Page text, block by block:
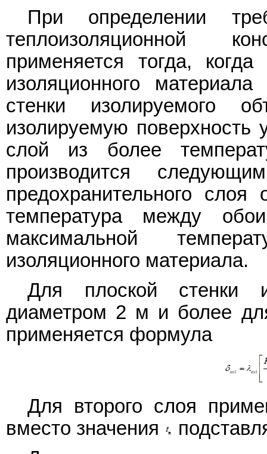
При определении
теплоизоляционной
применяется тогда, когда
изоляционного
стенки изолируемого
изолируемую поверхность
слой из более
производится
предохранительного
температура между
максимальной
изоляционного материала.
Для плоской стенки
диаметром 2 м и более
применяется формула
Для второго слоя
вместо значения